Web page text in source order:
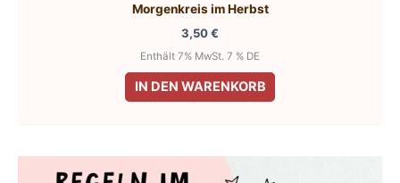
Morgenkreis im Herbst
3,50€
Enthält 7% MwSt. 7 % DE
IN DEN WARENKORB